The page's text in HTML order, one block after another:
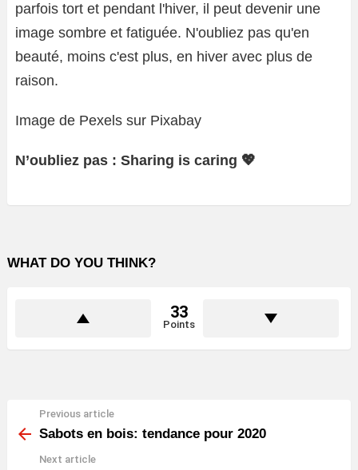
parfois tort et pendant l'hiver, il peut devenir une
image sombre et fatiguée. N'oubliez pas qu'en
beauté, moins c'est plus, en hiver avec plus de
raison.
Image de Pexels sur Pixabay
N’oubliez pas : Sharing is caring 💖
WHAT DO YOU THINK?
33
Points
more
Previous article
Sabots en bois: tendance pour 2020
Next article